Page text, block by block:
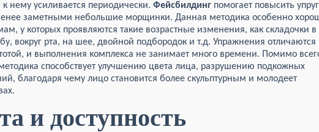
к нему усиливается периодически. Фейсбилдинг помогает повысить
заметными небольшие морщинки. Данная методика особенно
у которых проявляются такие возрастные изменения, как складочки в
вокруг рта, на шее, двойной подбородок и т.д. Упражнения отличаются
и выполнения комплекса не занимает много времени. Помимо
способствует улучшению цвета лица, разрушению подкожных
благодаря чему лицо становится более скульптурным и молодеет
и доступность